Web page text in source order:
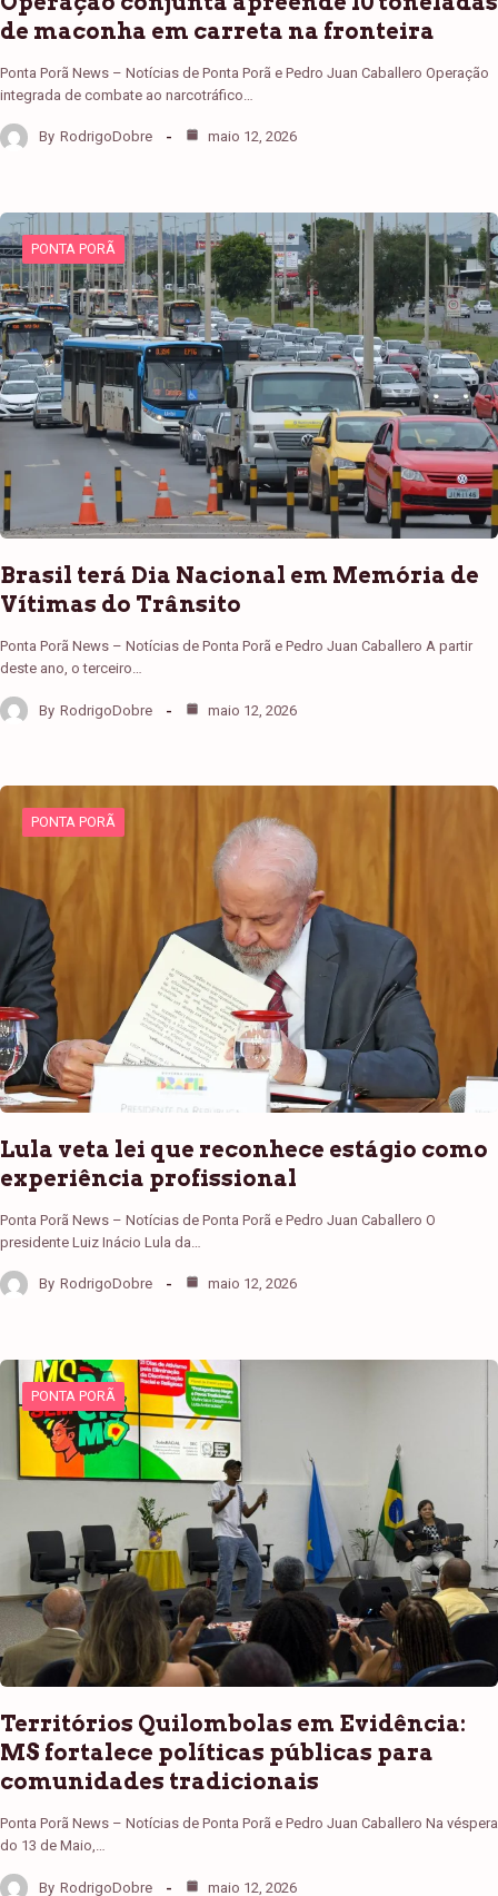
de maconha em carreta na fronteira
Ponta Porã News – Notícias de Ponta Porã e Pedro Juan Caballero Operação
integrada de combate ao narcotráfico…
By RodrigoDobre maio 12, 2026
PONTA PORÃ
Brasil terá Dia Nacional em Memória de
Vítimas do Trânsito
Ponta Porã News – Notícias de Ponta Porã e Pedro Juan Caballero A partir
deste ano, o terceiro…
By RodrigoDobre maio 12, 2026
PONTA PORÃ
Lula veta lei que reconhece estágio como
experiência profissional
Ponta Porã News – Notícias de Ponta Porã e Pedro Juan Caballero O
presidente Luiz Inácio Lula da…
By RodrigoDobre maio 12, 2026
PONTA PORÃ
Territórios Quilombolas em Evidência:
MS fortalece políticas públicas para
comunidades tradicionais
Ponta Porã News – Notícias de Ponta Porã e Pedro Juan Caballero Na véspera
do 13 de Maio,…
By RodrigoDobre maio 12, 2026